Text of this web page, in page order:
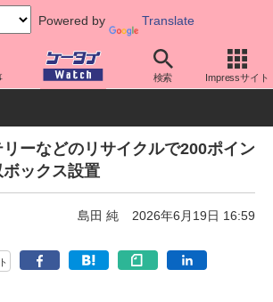
Powered by Translate
検索 Impressサイト
機器/アクセサリー モバイルバッテリー
ーなどのリサイクルで200ポイン
ボックス設置
島田 純 2026年6月19日 16:59